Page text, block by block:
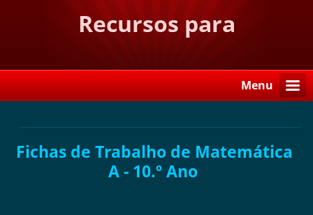
Recursos para
Matemática
Menu
Fichas de Trabalho de Matemática
A - 10.º Ano